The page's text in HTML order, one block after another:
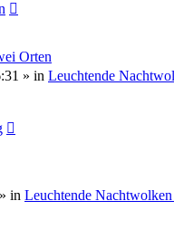
Orten
» in Leuchtende
» in Leuchtende